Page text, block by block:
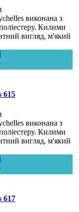
виконана з
Килими
вигляд, м'який
615
виконана з
Килими
вигляд, м'який
617